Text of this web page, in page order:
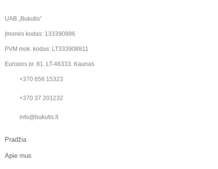
UAB „Bukutis“
Įmonės kodas: 133390886
PVM mok. kodas: LT333908811
Europos pr. 81, LT-46333, Kaunas
+370 656 15323
+370 37 201232
info@bukutis.lt
Pradžia
Apie mus